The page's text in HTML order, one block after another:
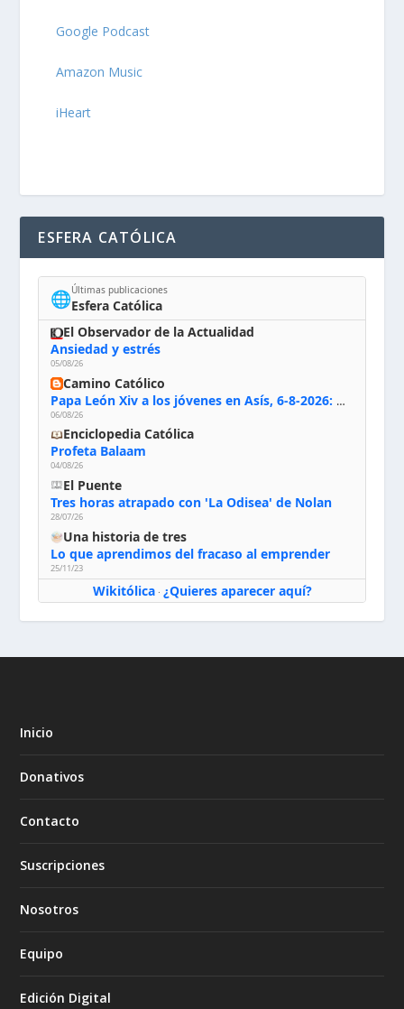
Google Podcast
Amazon Music
iHeart
ESFERA CATÓLICA
🌐Últimas publicaciones
Esfera Católica
El Observador de la Actualidad
Ansiedad y estrés
05/08/26
Camino Católico
Papa León Xiv a los jóvenes en Asís, 6-8-2026: «De san Francisco aprendan la radicalidad evangélica: no los vuelve ciegos ni violentos, sino sensibles, atentos, siempre en el seguimiento de Jesús, humildes y acogiendo a todos»
06/08/26
Enciclopedia Católica
Profeta Balaam
04/08/26
El Puente
Tres horas atrapado con 'La Odisea' de Nolan
28/07/26
Una historia de tres
Lo que aprendimos del fracaso al emprender
25/11/23
Wikitólica· ¿Quieres aparecer aquí?
Inicio
Donativos
Contacto
Suscripciones
Nosotros
Equipo
Edición Digital